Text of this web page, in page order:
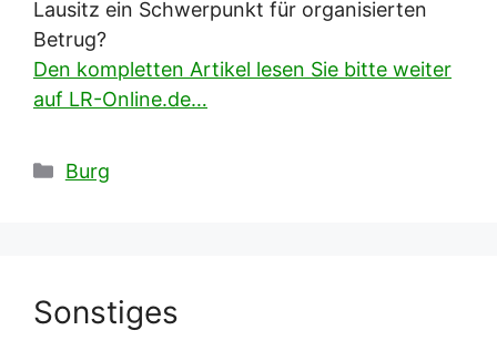
Lausitz ein Schwerpunkt für organisierten
Betrug?
Den kompletten Artikel lesen Sie bitte weiter
auf LR-Online.de…
Kategorien
Burg
Sonstiges